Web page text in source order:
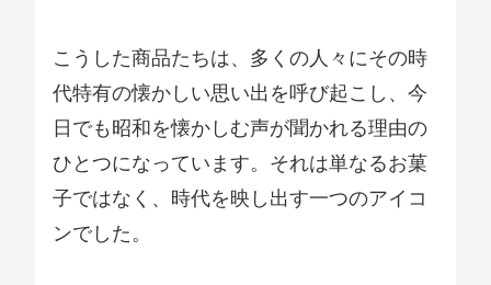
こうした商品たちは、多くの人々にその時
代特有の懐かしい思い出を呼び起こし、今
日でも昭和を懐かしむ声が聞かれる理由の
ひとつになっています。それは単なるお菓
子ではなく、時代を映し出す一つのアイコ
ンでした。